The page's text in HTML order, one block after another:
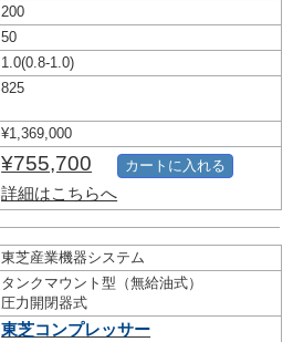
200
50
1.0(0.8-1.0)
825
¥1,369,000
¥755,700
詳細はこちらへ
カートに入れる
東芝産業機器システム
タンクマウント型（無給油式）
圧力開閉器式
東芝コンプレッサー